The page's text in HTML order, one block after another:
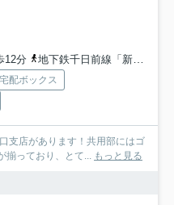
12分
地下鉄千日前線「新深江」駅 徒歩14分
宅配ボックス
支店があります！共用部にはゴ
揃っており、とて...
もっと見る